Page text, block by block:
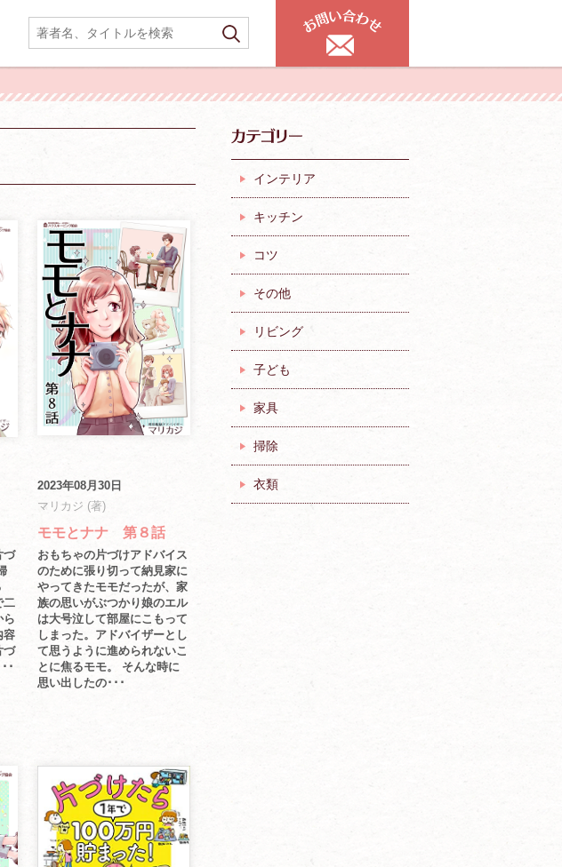
づ
二
ら
容
づ
･
2023年08月30日
マリカジ (著)
モモとナナ 第８話
おもちゃの片づけアドバイス
のために張り切って納見家に
やってきたモモだったが、家
族の思いがぶつかり娘のエル
は大号泣して部屋にこもって
しまった。アドバイザーとし
て思うように進められないこ
とに焦るモモ。 そんな時に
思い出したの･･･
インテリア
キッチン
コツ
その他
リビング
子ども
家具
掃除
衣類